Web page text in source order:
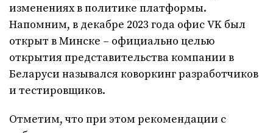
изменениях в политике платформы.
Напомним, в декабре 2023 года офис VK был
открыт в Минске – официально целью
открытия представительства компании в
Беларуси назывался коворкинг разработчиков
и тестировщиков.
Отметим, что при этом рекомендации с